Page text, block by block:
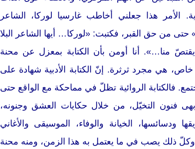
الأمر هذا جعلني أخاطب غارسيا لوركا، الشاعر
حتى من حق القبر، فكتبت: «لوركا… أيها الشاعر البلا
منا…». أنا أومن بأن الكتابة بمعزل عن محنة
خاص، هي مجرد ثرثرة. إنّ الكتابة الأدبية شهادة على
فالكتابة الروائية تظلّ في مماحكة مع الواقع حتى
فنون التخيّل، من خلال حكايات العشق وجنونه،
ودسائسها، الخيانة والوفاء، الموسيقى والأغاني
وكلّ ذلك يصب في ما يعتمل به هذا الزمن، ومنه محنة